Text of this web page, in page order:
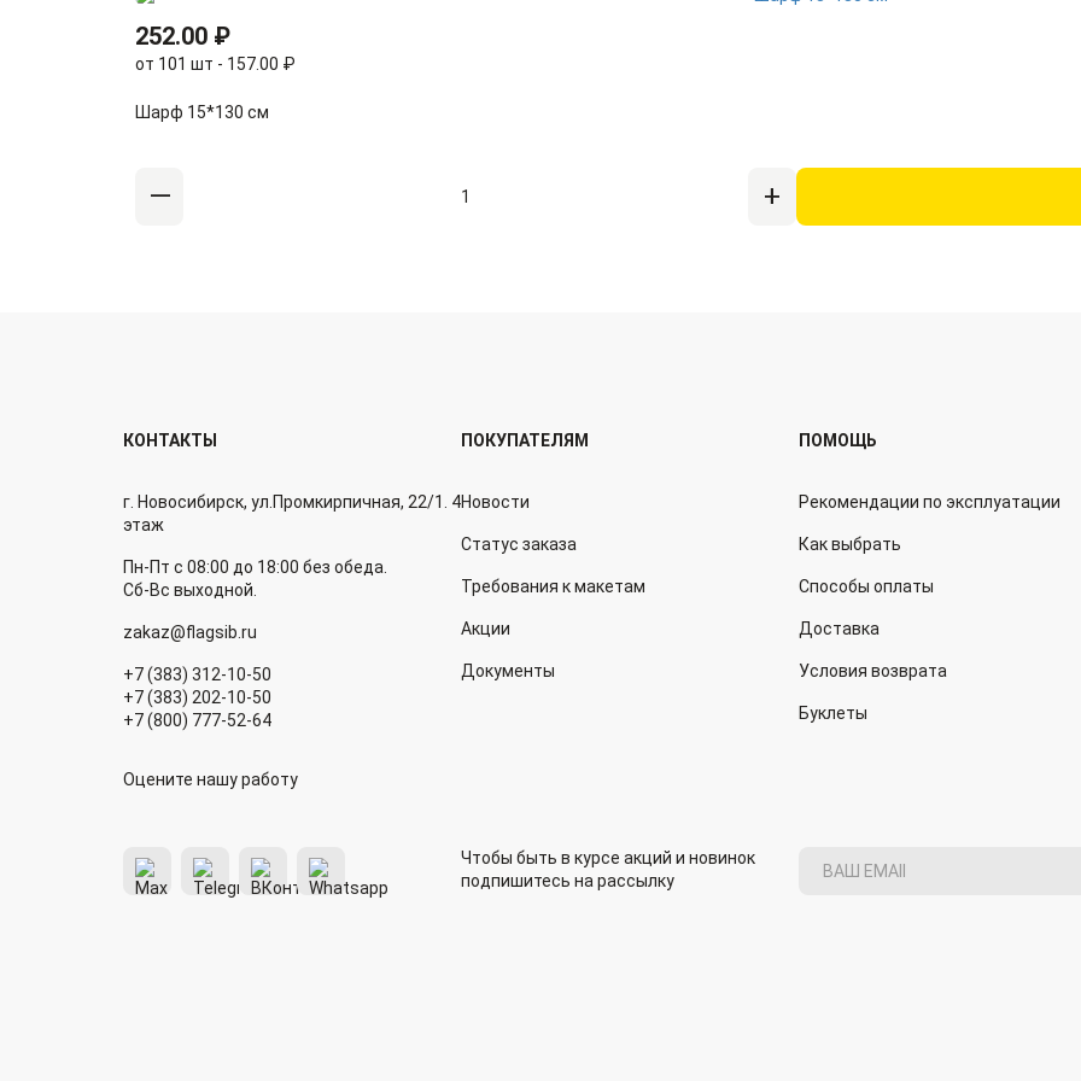
252.00 ₽
от 101 шт - 157.00 ₽
Шарф 15*130 см
КОНТАКТЫ
г. Новосибирск, ул.Промкирпичная, 22/1. 4
этаж
Пн-Пт с 08:00 до 18:00 без обеда.
Сб-Вс выходной.
zakaz@flagsib.ru
+7 (383) 312-10-50
+7 (383) 202-10-50
+7 (800) 777-52-64
Оцените нашу работу
ПОКУПАТЕЛЯМ
Новости
Статус заказа
Требования к макетам
Акции
Документы
ПОМОЩЬ
Рекомендации по эксплуатации
Как выбрать
Способы оплаты
Доставка
Условия возврата
Буклеты
Чтобы быть в курсе акций и новинок
подпишитесь на рассылку